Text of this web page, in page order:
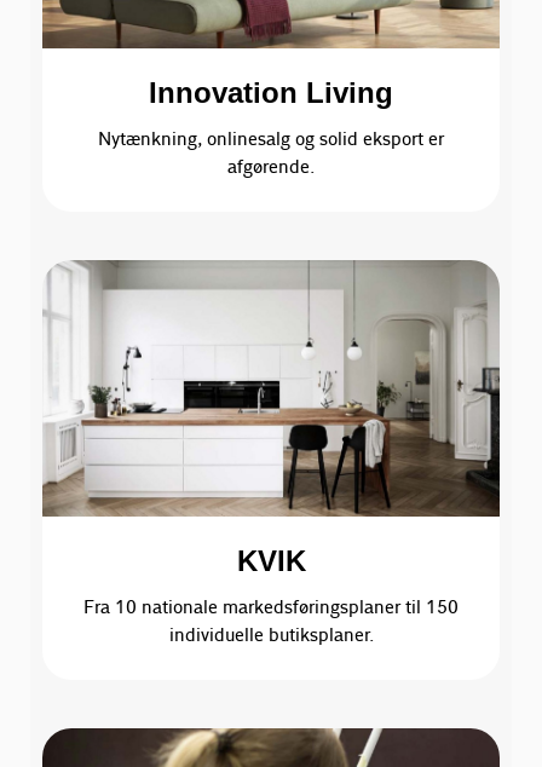
Innovation Living
Nytænkning, onlinesalg og solid eksport er
afgørende.
KVIK
Fra 10 nationale markedsføringsplaner til 150
individuelle butiksplaner.